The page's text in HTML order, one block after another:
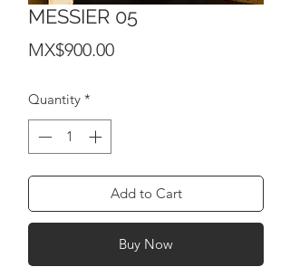
MESSIER 05
MX$900.00Price
Quantity *
Add to Cart
Buy Now